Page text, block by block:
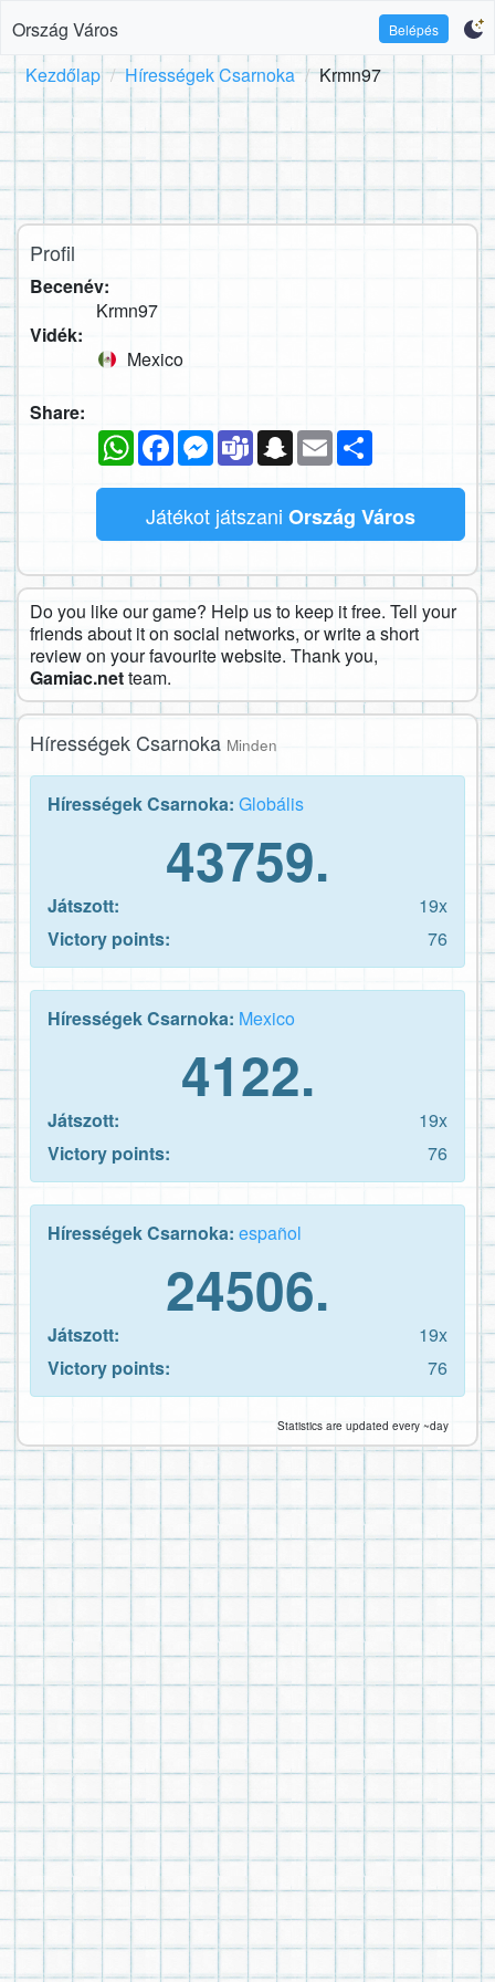
Ország Város Belépés
Kezdőlap Hírességek Csarnoka Krmn97
Profil
Becenév:
Krmn97
Vidék:
Mexico
Share:
WhatsAppFacebookMessenger
TeamsSnapchat
Email
Játékot játszani Ország Város
Do you like our game? Help us to keep it free. Tell your
friends about it on social networks, or write a short
review on your favourite website. Thank you,
Gamiac.netteam.
Hírességek Csarnoka Minden
Hírességek Csarnoka: Globális
43759.
Játszott:
19x
Victory points:
76
Hírességek Csarnoka: Mexico
4122.
Játszott:
19x
Victory points:
76
Hírességek Csarnoka: español
24506.
Játszott:
19x
Victory points:
76
Statistics are updated every ~day